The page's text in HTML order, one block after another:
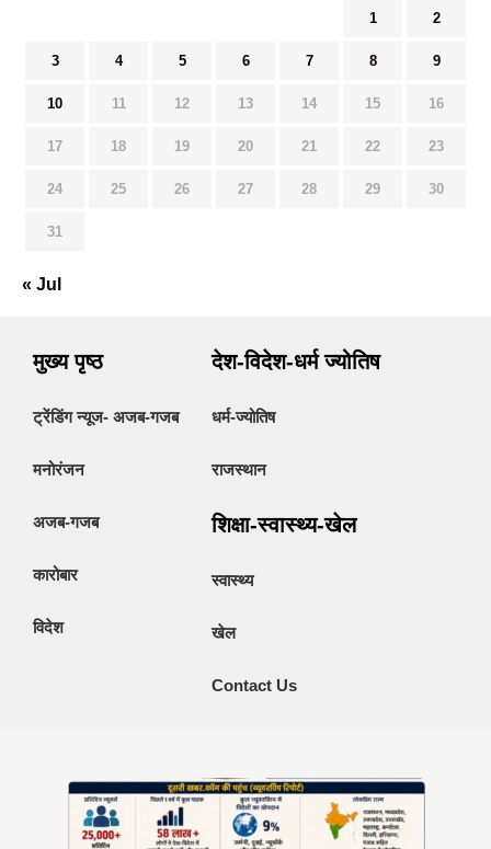
1 2
3 4 5 6 7 8 9
10 11 12 13 14 15 16
17 18 19 20 21 22 23
24 25 26 27 28 29 30
31
« Jul
मुख्य पृष्ठ
ट्रेंडिंग न्यूज- अजब-गजब
मनोरंजन
अजब-गजब
कारोबार
विदेश
देश-विदेश-धर्म ज्योतिष
धर्म-ज्योतिष
राजस्थान
शिक्षा-स्वास्थ्य-खेल
स्वास्थ्य
खेल
Contact Us